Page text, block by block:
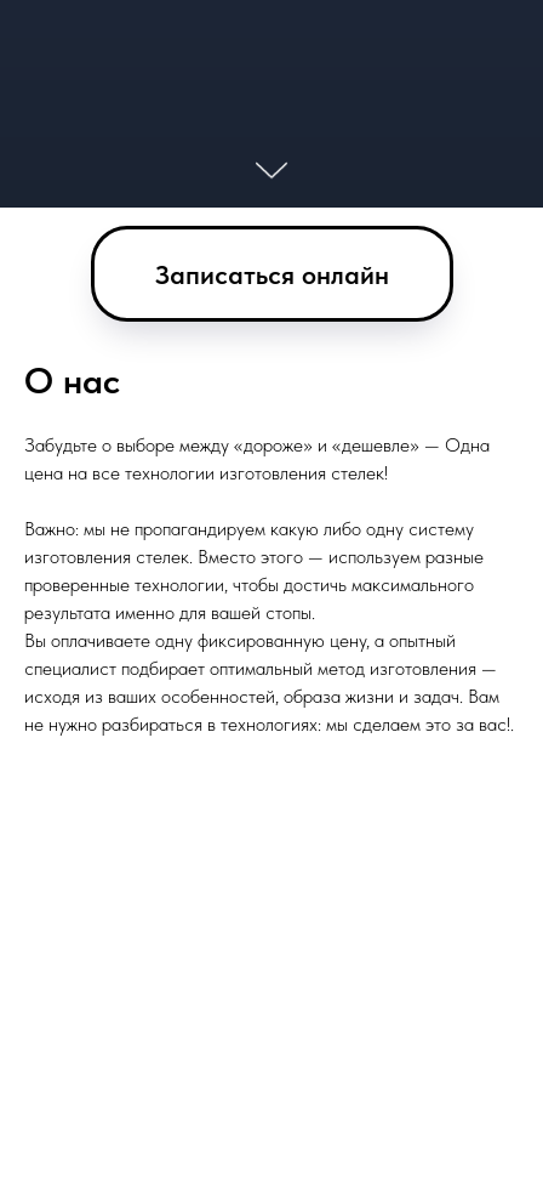
Записаться онлайн
О нас
Забудьте о выборе между «дороже» и «дешевле» — Одна
цена на все технологии изготовления стелек!
Важно: мы не пропагандируем какую либо одну систему
изготовления стелек. Вместо этого — используем разные
проверенные технологии, чтобы достичь максимального
результата именно для вашей стопы.
Вы оплачиваете одну фиксированную цену, а опытный
специалист подбирает оптимальный метод изготовления —
исходя из ваших особенностей, образа жизни и задач. Вам
не нужно разбираться в технологиях: мы сделаем это за вас!.